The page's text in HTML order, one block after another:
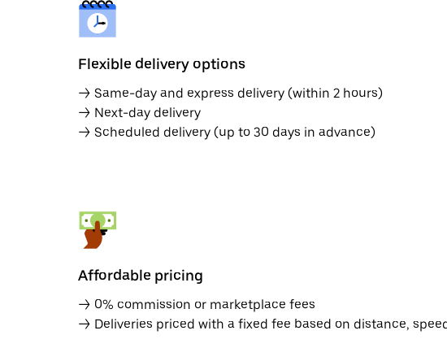
Flexible delivery options
→ Same-day and express delivery (within 2 hours)
→ Next-day delivery
→ Scheduled delivery (up to 30 days in advance)
Affordable pricing
→ 0% commission or marketplace fees
→ Deliveries priced with a fixed fee based on distance,